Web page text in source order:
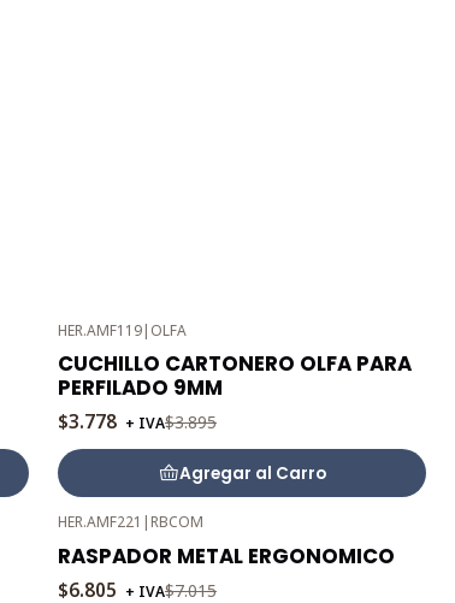
-3%
OFF
HER.AMF119| OLFA
CUCHILLO CARTONERO OLFA PARA
PERFILADO 9MM
$3.778 + IVA$3.895
Agregar al Carro
-3%
OFF
HER.AMF221 | RBCOM
RASPADOR METAL ERGONOMICO
$6.805 + IVA$7.015